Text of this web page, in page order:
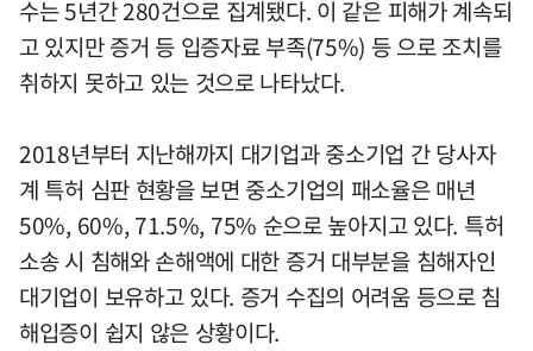
수는 5년간 280건으로 집계됐다. 이 같은 피해가 계속되
고 있지만 증거 등 입증자료 부족(75%) 등 으로 조치를
취하지 못하고 있는 것으로 나타났다.
2018년부터 지난해까지 대기업과 중소기업 간 당사자
계 특허 심판 현황을 보면 중소기업의 패소율은 매년
50%, 60%, 71.5%, 75% 순으로 높아지고 있다. 특허
소송 시 침해와 손해액에 대한 증거 대부분을 침해자인
대기업이 보유하고 있다. 증거 수집의 어려움 등으로 침
해입증이 쉽지 않은 상황이다.